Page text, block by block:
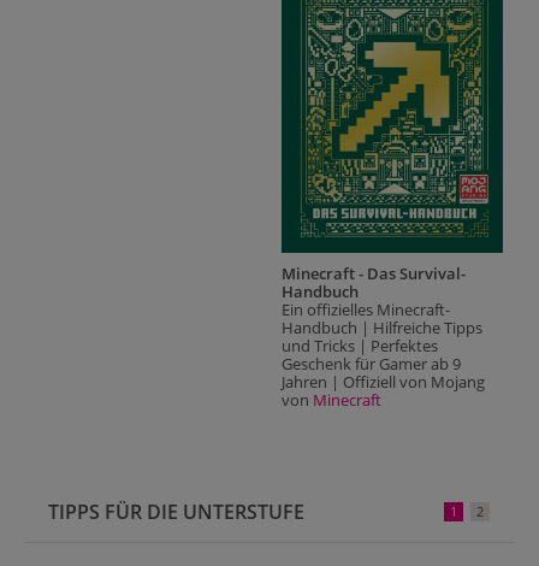
Minecraft - Das Survival-
Handbuch
Ein offizielles Minecraft-
Handbuch | Hilfreiche Tipps
und Tricks | Perfektes
Geschenk für Gamer ab 9
Jahren | Offiziell von Mojang
von Minecraft
TIPPS FÜR DIE UNTERSTUFE 1 2